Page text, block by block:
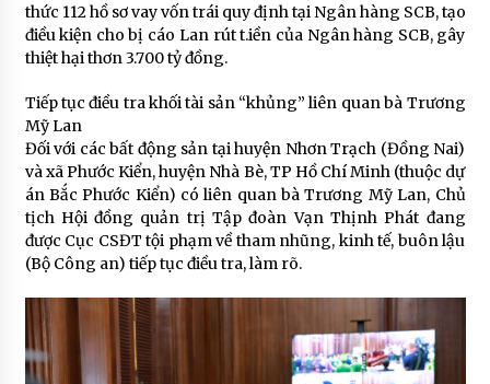
thức 112 hồ sơ vay vốn trái quy định tại Ngân hàng SCB, tạo
điều kiện cho bị cáo Lan rút t.iền của Ngân hàng SCB, gây
thiệt hại thơn 3.700 tỷ đồng.
Tiếp tục điều tra khối tài sản “khủng” liên quan bà Trương
Mỹ Lan
Đối với các bất động sản tại huyện Nhơn Trạch (Đồng Nai)
và xã Phước Kiển, huyện Nhà Bè, TP Hồ Chí Minh (thuộc dự
án Bắc Phước Kiển) có liên quan bà Trương Mỹ Lan, Chủ
tịch Hội đồng quản trị Tập đoàn Vạn Thịnh Phát đang
được Cục CSĐT tội phạm về tham nhũng, kinh tế, buôn lậu
(Bộ Công an) tiếp tục điều tra, làm rõ.